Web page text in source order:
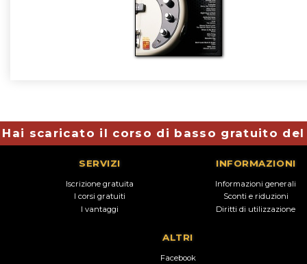
Hai scaricato il corso di basso gratuito del
SERVIZI
Iscrizione gratuita
I corsi gratuiti
I vantaggi
INFORMAZIONI
Informazioni generali
Sconti e riduzioni
Diritti di utilizzazione
ALTRI
Facebook